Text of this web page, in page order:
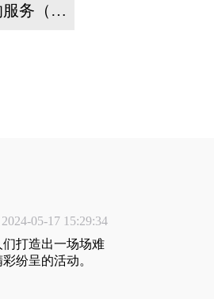
我们的服务（手机）
2024-05-17 15:29:34
打造出一场场难
纷呈的活动。